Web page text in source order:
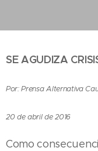
SE AGUDIZA
Por: Prensa Alternativa
20 de abril de 2016
Como